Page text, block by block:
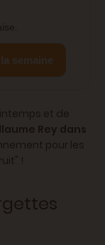
semaine
et de
Rey dans
pour les
!